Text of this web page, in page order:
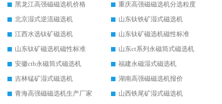
黑龙江高强磁磁选机价格
重庆高强磁磁选机分选粒度
北京湿式逆流磁选机
山东钛铁矿湿式磁选机
江西水选钛矿磁选机
山东钛矿磁选机磁性标准
山东钛矿磁选机磁性标准
山东ct系列永磁筒式磁选机
安徽ctb永磁筒式磁选机
福建永磁湿式磁选机
吉林锰矿湿式磁选机
湖南高强磁磁选机报价
青海高强磁磁选机生产厂家
山西铁尾矿湿式磁选机